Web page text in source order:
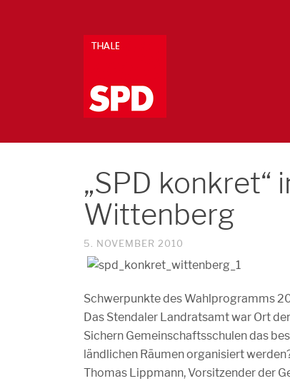
„SPD konkret“
Wittenberg
5. NOVEMBER 2010
Schwerpunkte des Wahlprogramms
Das Stendaler Landratsamt war Ort
Sichern Gemeinschaftsschulen das
ländlichen Räumen organisiert
Thomas Lippmann, Vorsitzender der